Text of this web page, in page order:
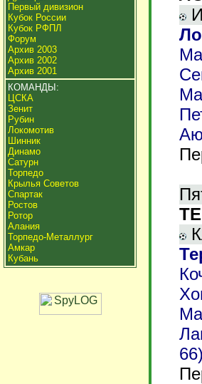
Первый дивизион
Кубок России
Кубок РФПЛ
Форум
Архив 2003
Архив 2002
Архив 2001
КОМАНДЫ:
ЦСКА
Зенит
Рубин
Локомотив
Шинник
Динамо
Сатурн
Торпедо
Крылья Советов
Спартак
Ростов
Ротор
Алания
Торпедо-Металлург
Амкар
Кубань